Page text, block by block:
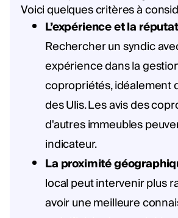
Voici quelques critères à
L’expérience et la
Rechercher un syndic
expérience dans la
copropriétés, idéalement
des Ulis. Les avis des
d'autres immeubles
indicateur.
La proximité
local peut intervenir plus
avoir une meilleure